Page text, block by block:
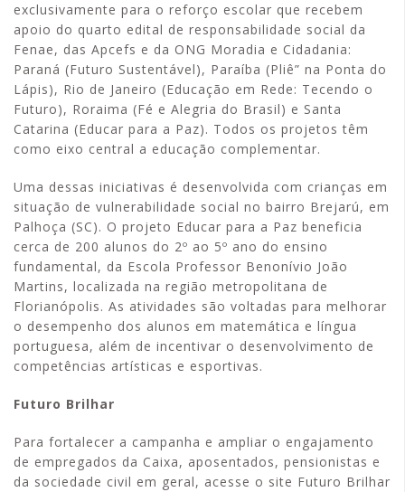
exclusivamente para o reforço escolar que recebem
apoio do quarto edital de responsabilidade social da
Fenae, das Apcefs e da ONG Moradia e Cidadania:
Paraná (Futuro Sustentável), Paraíba (Pliê” na Ponta do
Lápis), Rio de Janeiro (Educação em Rede: Tecendo o
Futuro), Roraima (Fé e Alegria do Brasil) e Santa
Catarina (Educar para a Paz). Todos os projetos têm
como eixo central a educação complementar.
Uma dessas iniciativas é desenvolvida com crianças em
situação de vulnerabilidade social no bairro Brejarú, em
Palhoça (SC). O projeto Educar para a Paz beneficia
cerca de 200 alunos do 2º ao 5º ano do ensino
fundamental, da Escola Professor Benonívio João
Martins, localizada na região metropolitana de
Florianópolis. As atividades são voltadas para melhorar
o desempenho dos alunos em matemática e língua
portuguesa, além de incentivar o desenvolvimento de
competências artísticas e esportivas.
Futuro Brilhar
Para fortalecer a campanha e ampliar o engajamento
de empregados da Caixa, aposentados, pensionistas e
da sociedade civil em geral, acesse o site Futuro Brilhar